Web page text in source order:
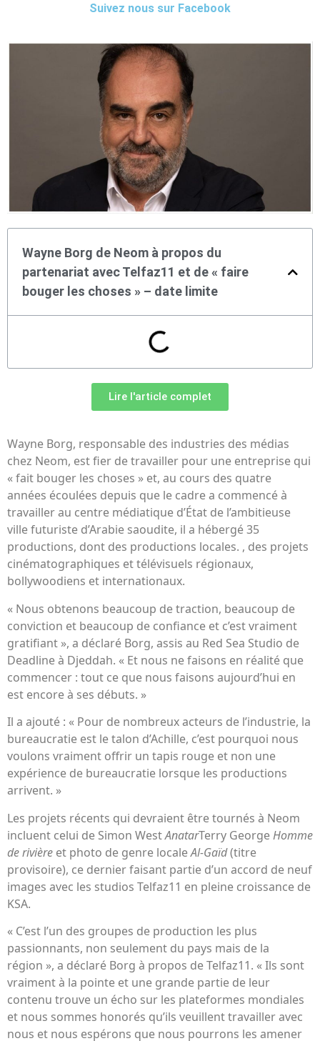
Suivez nous sur Facebook
Wayne Borg de Neom à propos du
partenariat avec Telfaz11 et de « faire
bouger les choses » – date limite
Lire l'article complet
Wayne Borg, responsable des industries des médias
chez Neom, est fier de travailler pour une entreprise qui
« fait bouger les choses » et, au cours des quatre
années écoulées depuis que le cadre a commencé à
travailler au centre médiatique d’État de l’ambitieuse
ville futuriste d’Arabie saoudite, il a hébergé 35
productions, dont des productions locales. , des projets
cinématographiques et télévisuels régionaux,
bollywoodiens et internationaux.
« Nous obtenons beaucoup de traction, beaucoup de
conviction et beaucoup de confiance et c’est vraiment
gratifiant », a déclaré Borg, assis au Red Sea Studio de
Deadline à Djeddah. « Et nous ne faisons en réalité que
commencer : tout ce que nous faisons aujourd’hui en
est encore à ses débuts. »
Il a ajouté : « Pour de nombreux acteurs de l’industrie, la
bureaucratie est le talon d’Achille, c’est pourquoi nous
voulons vraiment offrir un tapis rouge et non une
expérience de bureaucratie lorsque les productions
arrivent. »
Les projets récents qui devraient être tournés à Neom
incluent celui de Simon WestAnatarTerry GeorgeHomme
de rivière et photo de genre localeAl-Gaïd(titre
provisoire), ce dernier faisant partie d’un accord de neuf
images avec les studios Telfaz11 en pleine croissance de
KSA.
« C’est l’un des groupes de production les plus
passionnants, non seulement du pays mais de la
région », a déclaré Borg à propos de Telfaz11. « Ils sont
vraiment à la pointe et une grande partie de leur
contenu trouve un écho sur les plateformes mondiales
et nous sommes honorés qu’ils veuillent travailler avec
nous et nous espérons que nous pourrons les amener